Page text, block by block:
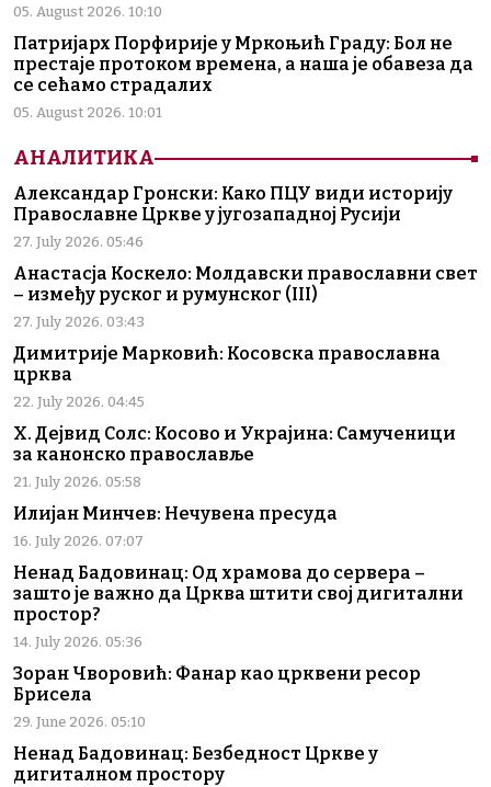
05. August 2026. 10:10
Патријарх Порфирије у Мркоњић Граду: Бол не
престаје протоком времена, а наша је обавеза да
се сећамо страдалих
05. August 2026. 10:01
АНАЛИТИКА
Александар Гронски: Како ПЦУ види историју
Православне Цркве у југозападној Русији
27. July 2026. 05:46
Анастасја Коскело: Молдавски православни свет
– између руског и румунског (III)
27. July 2026. 03:43
Димитрије Марковић: Косовска православна
црква
22. July 2026. 04:45
Х. Дејвид Солс: Косово и Украјина: Самученици
за канонско православље
21. July 2026. 05:58
Илијан Минчев: Нечувена пресуда
16. July 2026. 07:07
Ненад Бадовинац: Од храмова до сервера –
зашто је важно да Црква штити свој дигитални
простор?
14. July 2026. 05:36
Зоран Чворовић: Фанар као црквени ресор
Брисела
29. June 2026. 05:10
Ненад Бадовинац: Безбедност Цркве у
дигиталном простору